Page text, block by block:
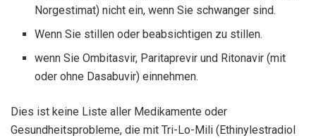
Norgestimat) nicht ein, wenn Sie schwanger sind.
Wenn Sie stillen oder beabsichtigen zu stillen.
wenn Sie Ombitasvir, Paritaprevir und Ritonavir (mit
oder ohne Dasabuvir) einnehmen.
Dies ist keine Liste aller Medikamente oder
Gesundheitsprobleme, die mit Tri-Lo-Mili (Ethinylestradiol